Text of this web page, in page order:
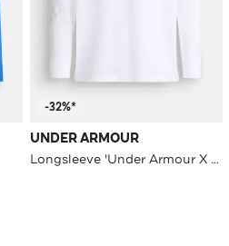
-32%*
UNDER ARMOUR
Longsleeve 'Under Armour X Curry' weiß